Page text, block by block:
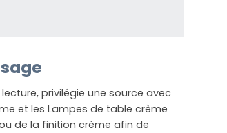
privilégie une source avec
et les Lampes de table crème
de la finition crème afin de